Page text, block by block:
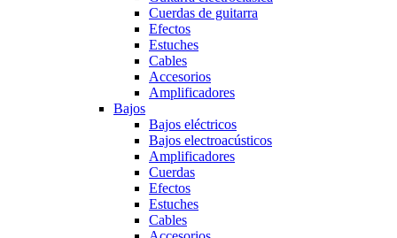
Cuerdas de guitarra
Efectos
Estuches
Cables
Accesorios
Amplificadores
Bajos
Bajos eléctricos
Bajos electroacústicos
Amplificadores
Cuerdas
Efectos
Estuches
Cables